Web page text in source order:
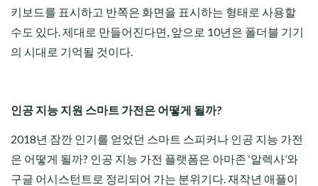
키보드를 표시하고 반쪽은 화면을 표시하는 형태로 사용할
수도 있다. 제대로 만들어진다면, 앞으로 10년은 폴더블 기기
의 시대로 기억될 것이다.
인공 지능 지원 스마트 가전은 어떻게 될까?
2018년 잠깐 인기를 얻었던 스마트 스피커나 인공 지능 가전
은 어떻게 될까? 인공 지능 가전 플랫폼은 아마존 ‘알렉사’와
구글 어시스턴트로 정리되어 가는 분위기다. 재작년 애플이